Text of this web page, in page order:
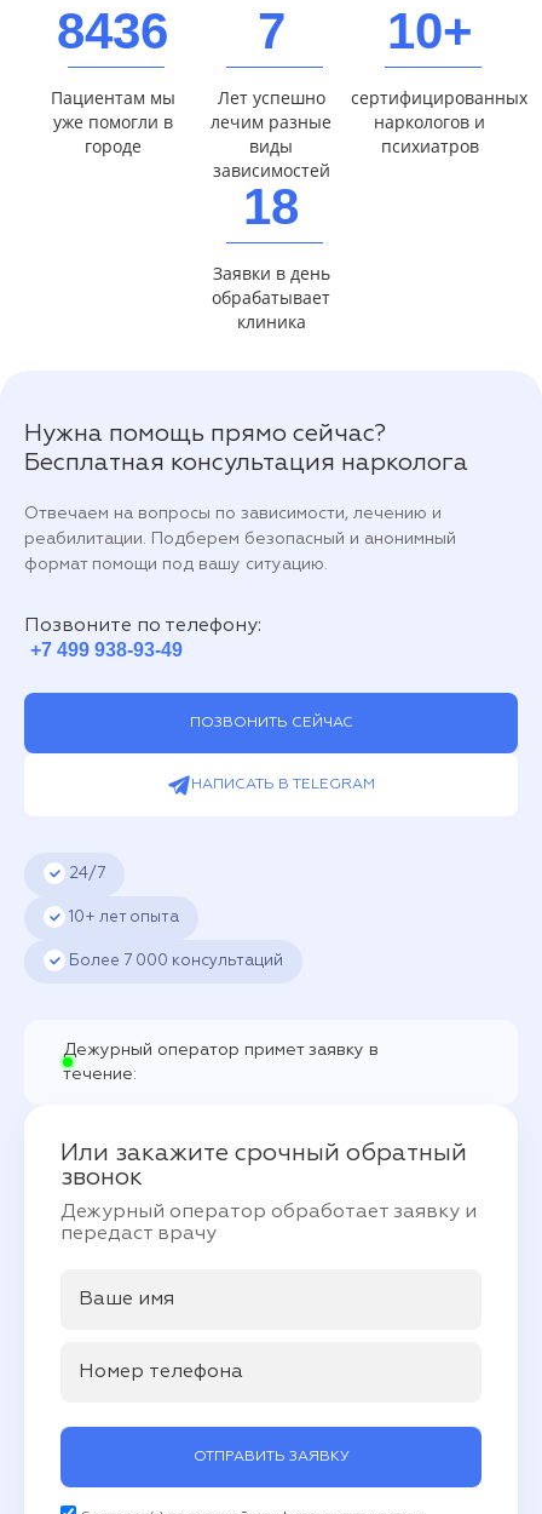
8436
Пациентам мы
уже помогли в
городе
7
Лет успешно
лечим разные
виды
зависимостей
10+
сертифицированных
наркологов и
психиатров
18
Заявки в день
обрабатывает
клиника
Нужна помощь прямо сейчас?
Бесплатная консультация нарколога
Отвечаем на вопросы по зависимости, лечению и
реабилитации. Подберем безопасный и анонимный
формат помощи под вашу ситуацию.
Позвоните по телефону:
+7 499 938-93-49
ПОЗВОНИТЬ СЕЙЧАС
НАПИСАТЬ В TELEGRAM
24/7
10+ лет опыта
Более 7 000 консультаций
Дежурный оператор примет заявку в
течение:
Или закажите срочный обратный
звонок
Дежурный оператор обработает заявку и
передаст врачу
ОТПРАВИТЬ ЗАЯВКУ